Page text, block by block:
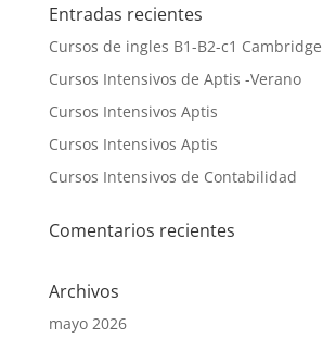
Entradas recientes
Cursos de ingles B1-B2-c1 Cambridge
Cursos Intensivos de Aptis -Verano
Cursos Intensivos Aptis
Cursos Intensivos Aptis
Cursos Intensivos de Contabilidad
Comentarios recientes
Archivos
mayo 2026